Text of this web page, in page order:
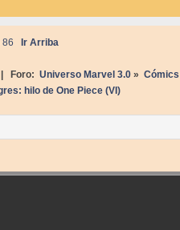
86 Ir Arriba
| Foro: Universo Marvel 3.0» Cómics
hilo de One Piece (VI)